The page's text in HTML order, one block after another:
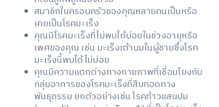
สมาชิกในครอบครัวของคุณหลายคนเป็นหรือ
เคยเป็นโรคมะเร็ง
คุณมีโรคมะเร็งที่ไม่พบได้บ่อยในช่วงอายุหรือ
เพศของคุณ เช่น มะเร็งเต้านมในผู้ชายซึ่งโรค
มะเร็งนี้พบได้ไม่บ่อย
คุณมีความแตกต่างทางกายภาพที่เชื่อมโยงกับ
กลุ่มอาการของโรคมะเร็งที่สืบทอดทาง
พันธุกรรม ยกตัวอย่างเช่น โรคท้าวแสนปม